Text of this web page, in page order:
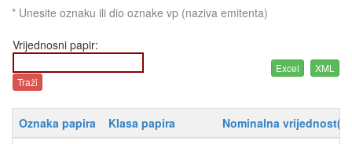
* Unesite oznaku ili dio oznake vp (naziva emitenta)
Vrijednosni papir:
Oznaka papira Klasa papira
Nominalna